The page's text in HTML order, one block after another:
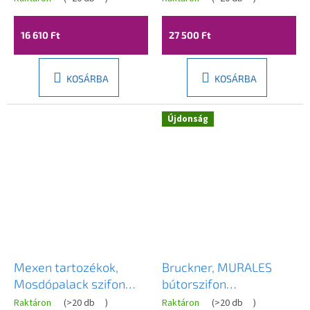
készlet, hossz 650 mm,
Bowden, matt fekete,
16 610 Ft
KOSÁRBA
27 500 Ft
KOSÁRBA
Mexen tartozékok,
Mosdópalack szifon
kerek, click-clack
Raktáron (>20 db )
Újdonság
Bruckner, MURALES
bútorszifon
helytakarékos, 1 "1/4,
Raktáron (>20 db )